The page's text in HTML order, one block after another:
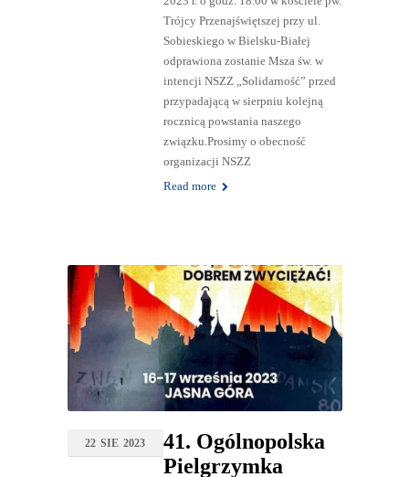
Trójcy Przenajświętszej przy ul.
Sobieskiego w Bielsku-Białej
odprawiona zostanie Msza św. w
intencji NSZZ „Solidarność” przed
przypadającą w sierpniu kolejną
rocznicą powstania naszego
związku.Prosimy o obecność
organizacji NSZZ
Read more
22 SIE 2023
41. Ogólnopolska
Pielgrzymka